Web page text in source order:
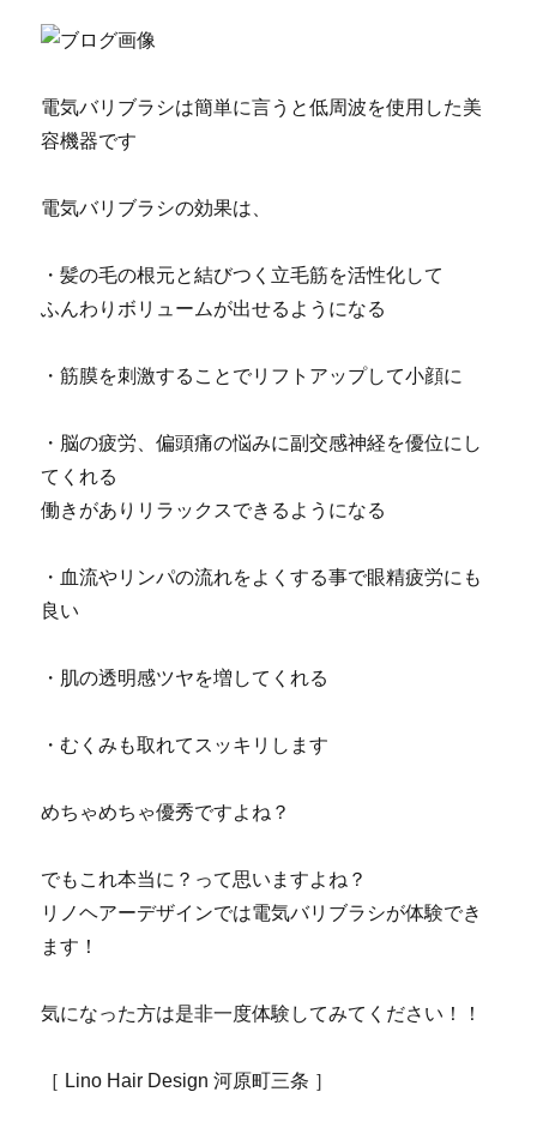
電気バリブラシは簡単に言うと低周波を使用した美
容機器です
電気バリブラシの効果は、
・髪の毛の根元と結びつく立毛筋を活性化して
ふんわりボリュームが出せるようになる
・筋膜を刺激することでリフトアップして小顔に
・脳の疲労、偏頭痛の悩みに副交感神経を優位にし
てくれる
働きがありリラックスできるようになる
・血流やリンパの流れをよくする事で眼精疲労にも
良い
・肌の透明感ツヤを増してくれる
・むくみも取れてスッキリします
めちゃめちゃ優秀ですよね？
でもこれ本当に？って思いますよね？
リノヘアーデザインでは電気バリブラシが体験でき
ます！
気になった方は是非一度体験してみてください！！
［ Lino Hair Design 河原町三条 ］